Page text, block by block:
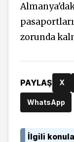
zorunda
PAYLAŞ X
WhatsApp
İlgili